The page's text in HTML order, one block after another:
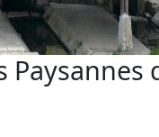
Paysannes